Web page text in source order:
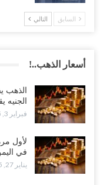
السابق التالي
أسعار الذهب..!
الذهب
فبراير 3, 2025
لأول
في
يناير 27, 2025